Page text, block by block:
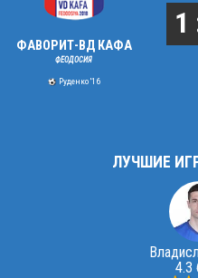
ФАВОРИТ-ВД КАФА
ФЕОДОСИЯ
Руденко '16
1
ЛУЧШИЕ
4.3